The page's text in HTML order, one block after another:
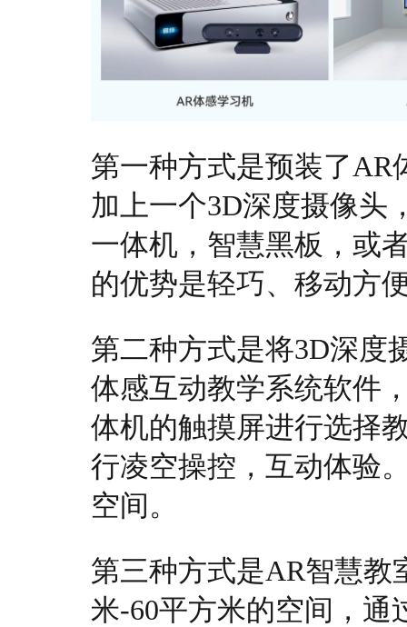
第一种方式是预装了AR
加上一个3D深度摄像头
一体机，智慧黑板，或
的优势是轻巧、移动方
第二种方式是将3D深度
体感互动教学系统软件
体机的触摸屏进行选择
行凌空操控，互动体验
空间。
第三种方式是AR智慧教
米-60平方米的空间，通